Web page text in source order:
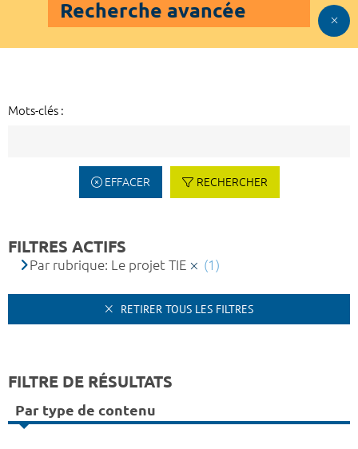
Recherche avancée
Mots-clés :
EFFACER RECHERCHER
FILTRES ACTIFS
Par rubrique: Le projet TIE (1)
RETIRER TOUS LES FILTRES
FILTRE DE RÉSULTATS
Par type de contenu